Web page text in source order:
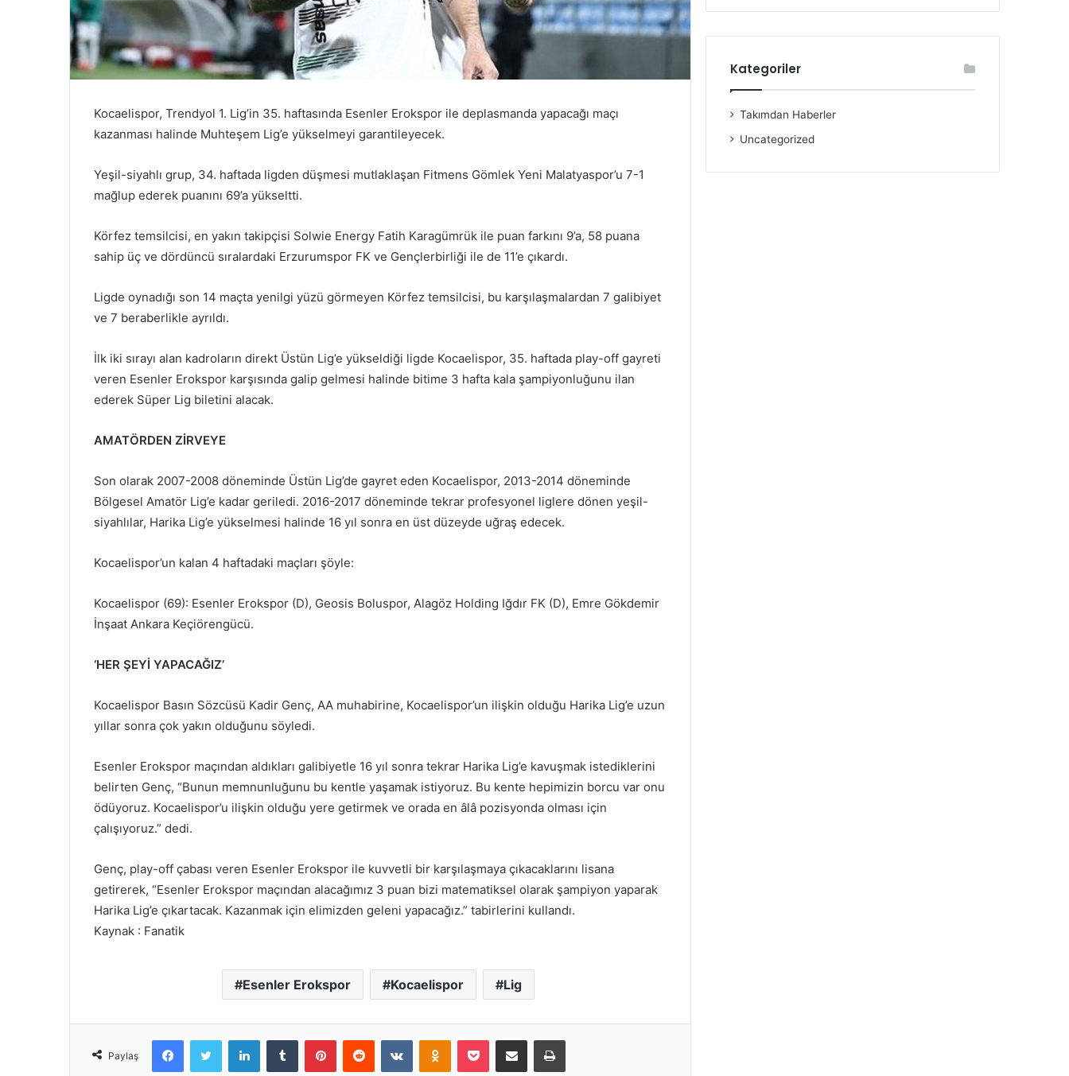
Kocaelispor, Trendyol 1. Lig’in 35. haftasında Esenler Erokspor ile deplasmanda yapacağı maçı
kazanması halinde Muhteşem Lig’e yükselmeyi garantileyecek.
Yeşil-siyahlı grup, 34. haftada ligden düşmesi mutlaklaşan Fitmens Gömlek Yeni Malatyaspor’u 7-1
mağlup ederek puanını 69’a yükseltti.
Körfez temsilcisi, en yakın takipçisi Solwie Energy Fatih Karagümrük ile puan farkını 9’a, 58 puana
sahip üç ve dördüncü sıralardaki Erzurumspor FK ve Gençlerbirliği ile de 11’e çıkardı.
Ligde oynadığı son 14 maçta yenilgi yüzü görmeyen Körfez temsilcisi, bu karşılaşmalardan 7 galibiyet
ve 7 beraberlikle ayrıldı.
İlk iki sırayı alan kadroların direkt Üstün Lig’e yükseldiği ligde Kocaelispor, 35. haftada play-off gayreti
veren Esenler Erokspor karşısında galip gelmesi halinde bitime 3 hafta kala şampiyonluğunu ilan
ederek Süper Lig biletini alacak.
AMATÖRDEN ZİRVEYE
Son olarak 2007-2008 döneminde Üstün Lig’de gayret eden Kocaelispor, 2013-2014 döneminde
Bölgesel Amatör Lig’e kadar geriledi. 2016-2017 döneminde tekrar profesyonel liglere dönen yeşil-
siyahlılar, Harika Lig’e yükselmesi halinde 16 yıl sonra en üst düzeyde uğraş edecek.
Kocaelispor’un kalan 4 haftadaki maçları şöyle:
Kocaelispor (69): Esenler Erokspor (D), Geosis Boluspor, Alagöz Holding Iğdır FK (D), Emre Gökdemir
İnşaat Ankara Keçiörengücü.
‘HER ŞEYİ YAPACAĞIZ’
Kocaelispor Basın Sözcüsü Kadir Genç, AA muhabirine, Kocaelispor’un ilişkin olduğu Harika Lig’e uzun
yıllar sonra çok yakın olduğunu söyledi.
Esenler Erokspor maçından aldıkları galibiyetle 16 yıl sonra tekrar Harika Lig’e kavuşmak istediklerini
belirten Genç, “Bunun memnunluğunu bu kentle yaşamak istiyoruz. Bu kente hepimizin borcu var onu
ödüyoruz. Kocaelispor’u ilişkin olduğu yere getirmek ve orada en âlâ pozisyonda olması için
çalışıyoruz.” dedi.
Genç, play-off çabası veren Esenler Erokspor ile kuvvetli bir karşılaşmaya çıkacaklarını lisana
getirerek, “Esenler Erokspor maçından alacağımız 3 puan bizi matematiksel olarak şampiyon yaparak
Harika Lig’e çıkartacak. Kazanmak için elimizden geleni yapacağız.” tabirlerini kullandı.
Kaynak : Fanatik
Esenler Erokspor Kocaelispor Lig
Paylaş
FacebookTwitter LinkedInTumblr PinterestReddit VKontakteOdnoklassniki
Pocket E-Posta ile paylaş Yazdır
Kategoriler
Takımdan Haberler
Uncategorized